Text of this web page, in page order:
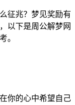
征兆？梦见奖励有
以下是周公解梦网
。
你的心中希望自己